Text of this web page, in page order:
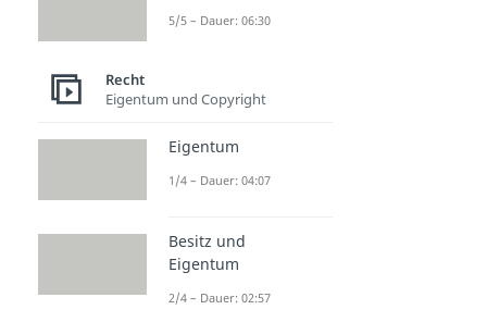
5/5 – Dauer: 06:30
Recht
Eigentum und Copyright
Eigentum
1/4 – Dauer: 04:07
Besitz und
Eigentum
2/4 – Dauer: 02:57